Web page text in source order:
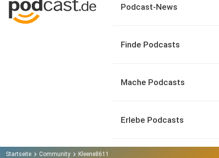
Podcast-News
Finde Podcasts
Mache Podcasts
Erlebe Podcasts
Startseite Community Kleene8611